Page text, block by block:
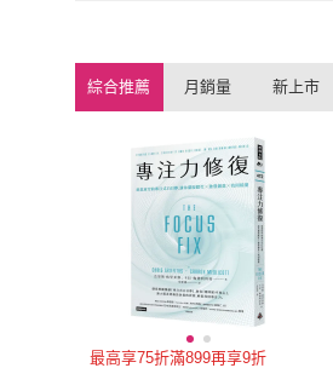
綜合推薦 月銷量 新上市
最高享75折滿899再享9折